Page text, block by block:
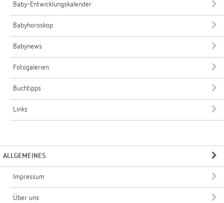
Baby-Entwicklungskalender
Babyhoroskop
Babynews
Fotogalerien
Buchtipps
Links
ALLGEMEINES
Impressum
Über uns